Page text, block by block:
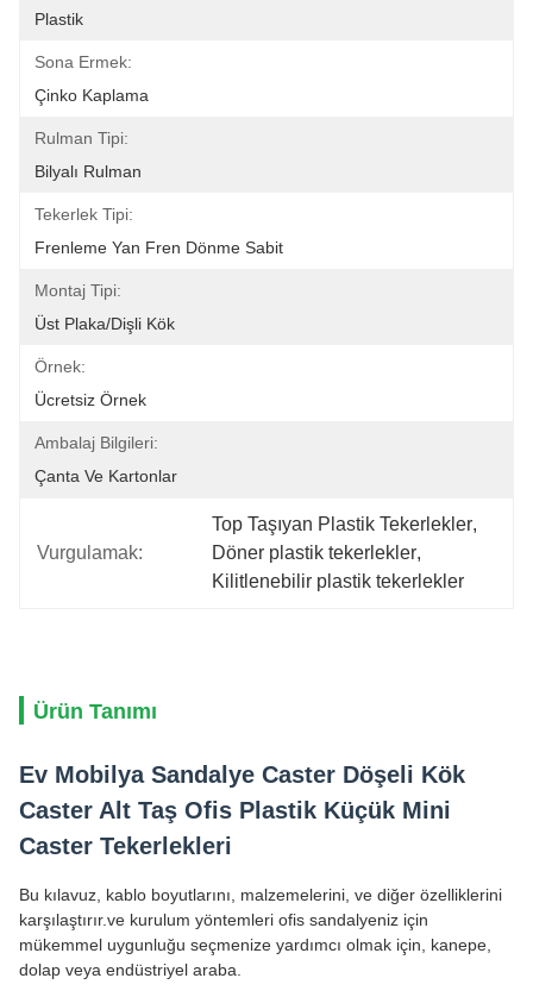
Plastik
Sona Ermek:
Çinko Kaplama
Rulman Tipi:
Bilyalı Rulman
Tekerlek Tipi:
Frenleme Yan Fren Dönme Sabit
Montaj Tipi:
Üst Plaka/Dişli Kök
Örnek:
Ücretsiz Örnek
Ambalaj Bilgileri:
Çanta Ve Kartonlar
Vurgulamak:
Top Taşıyan Plastik Tekerlekler,
Döner plastik tekerlekler,
Kilitlenebilir plastik tekerlekler
Ürün Tanımı
Ev Mobilya Sandalye Caster Döşeli Kök
Caster Alt Taş Ofis Plastik Küçük Mini
Caster Tekerlekleri
Bu kılavuz, kablo boyutlarını, malzemelerini, ve diğer özelliklerini
karşılaştırır.ve kurulum yöntemleri ofis sandalyeniz için
mükemmel uygunluğu seçmenize yardımcı olmak için, kanepe,
dolap veya endüstriyel araba.